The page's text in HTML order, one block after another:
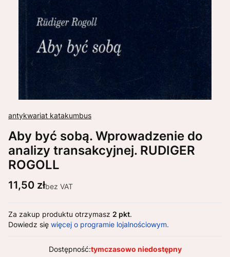
antykwariat katakumbus
Aby być sobą. Wprowadzenie do
analizy transakcyjnej. RUDIGER
ROGOLL
Cena
11,50 złbez VAT
Za zakup produktu otrzymasz 2 pkt.
Dowiedz się więcej o programie lojalnościowym.
Dostępność:tymczasowo niedostępny